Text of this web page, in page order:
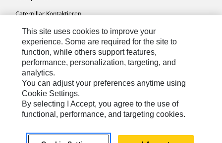
Caterpillar Kontaktieren
Meine Marketing-Präferenzen
Seitenübersicht
Cookie Settings
Rechtliche Hinweise
Datenschutz
Europe-German© 2026 Caterpillar. Alle Rechte vorbehalten.
This site uses cookies to improve your
experience. Some are required for the site to
function, while others support features,
performance, personalization, targeting, and
analytics.
You can adjust your preferences anytime using
Cookie Settings.
By selecting I Accept, you agree to the use of
functional, performance, and targeting cookies.